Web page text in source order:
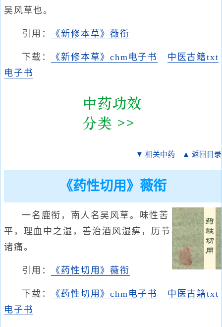
吴风草也。
引用： 《新修本草》薇衔
下载： 《新修本草》chm电子书
中医古籍txt
电子书
▼ 相关中药 ▲ 返回目录
《药性切用》薇衔
一名鹿衔，南人名吴风草。味性苦
平，理血中之湿，善治酒风湿痹，历节
诸痛。
引用： 《药性切用》薇衔
下载： 《药性切用》chm电子书
中医古籍txt
电子书